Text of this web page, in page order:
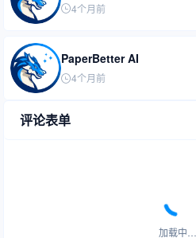
4个月前
PaperBetter AI
4个月前
评论表单
加载中…